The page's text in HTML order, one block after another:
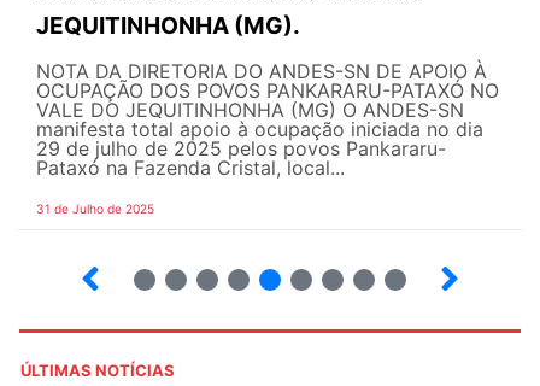
JEQUITINHONHA (MG).
NOTA DA DIRETORIA DO ANDES-SN DE APOIO À
OCUPAÇÃO DOS POVOS PANKARARU-PATAXÓ NO
VALE DO JEQUITINHONHA (MG) O ANDES-SN
manifesta total apoio à ocupação iniciada no dia
29 de julho de 2025 pelos povos Pankararu-
Pataxó na Fazenda Cristal, local...
31 de Julho de 2025
ÚLTIMAS NOTÍCIAS